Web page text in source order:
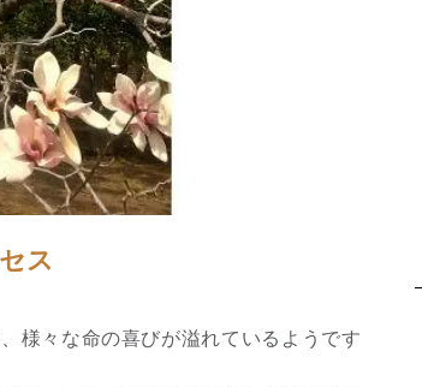
ス
様々な命の喜びが溢れているようです